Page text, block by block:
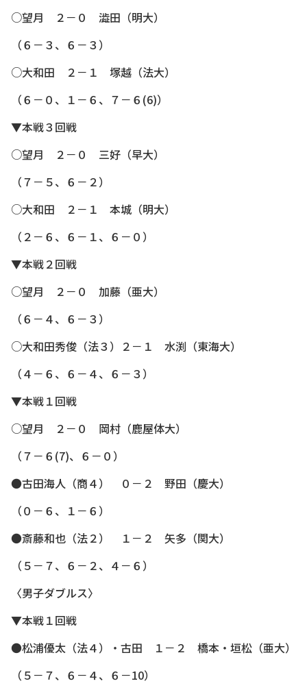
○望月 ２－０ 澁田（明大）
（６－３、６－３）
○大和田 ２－１ 塚越（法大）
（６－０、１－６、７－６(6)）
▼本戦３回戦
○望月 ２－０ 三好（早大）
（７－５、６－２）
○大和田 ２－１ 本城（明大）
（２－６、６－１、６－０）
▼本戦２回戦
○望月 ２－０ 加藤（亜大）
（６－４、６－３）
○大和田秀俊（法３）２－１ 水渕（東海大）
（４－６、６－４、６－３）
▼本戦１回戦
○望月 ２－０ 岡村（鹿屋体大）
（７－６(7)、６－０）
●古田海人（商４） ０－２ 野田（慶大）
（０－６、１－６）
●斎藤和也（法２） １－２ 矢多（関大）
（５－７、６－２、４－６）
〈男子ダブルス〉
▼本戦１回戦
●松浦優太（法４）・古田 １－２ 橋本・垣松（亜大）
（５－７、６－４、６－10）